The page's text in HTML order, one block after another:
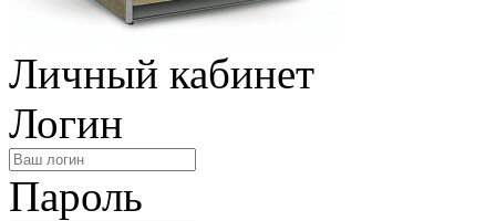
Личный кабинет
Логин
Пароль